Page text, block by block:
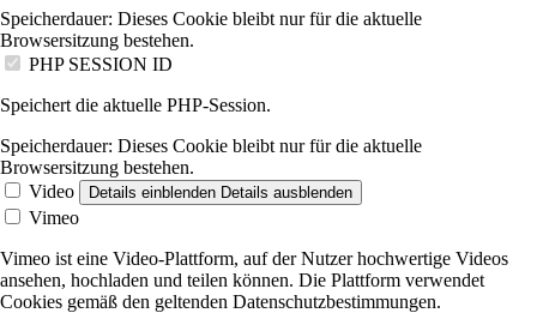
Speicherdauer: Dieses Cookie bleibt nur für die aktuelle
Browsersitzung bestehen.
PHP SESSION ID
Speichert die aktuelle PHP-Session.
Speicherdauer: Dieses Cookie bleibt nur für die aktuelle
Browsersitzung bestehen.
Video
Details einblenden Details ausblenden
Vimeo
Vimeo ist eine Video-Plattform, auf der Nutzer hochwertige Videos
ansehen, hochladen und teilen können. Die Plattform verwendet
Cookies gemäß den geltenden Datenschutzbestimmungen.